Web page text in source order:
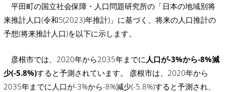
平田町の国立社会保障・人口問題研究所の「日本の地域別将
来推計人口(令和5(2023)年推計)」に基づく、将来の人口推計の
予想(将来推計人口)を以下に示します。
彦根市では、2020年から2035年までに 人口が-3%から-8%減
少(-5.8%)すると予測されています。 彦根市は、2020年から
2035年までに人口が-3%から-8%減少(-5.8%)すると予測され、